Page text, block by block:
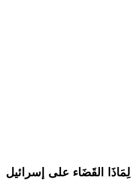
لِمَاذَا القَضَاء على إسرائيل